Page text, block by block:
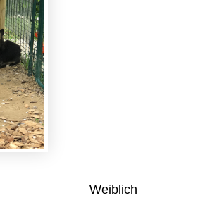
Weiblich